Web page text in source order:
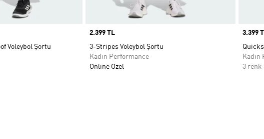
Voleybol Şortu
Price
2.399 TL
3-Stripes Voleybol Şortu
Kadın Performance
Online Özel
Price
3.399
Kadın
3 renk